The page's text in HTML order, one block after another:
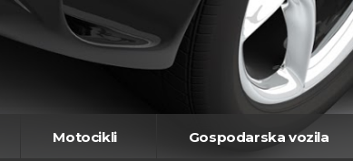
Motocikli Gospodarska vozila